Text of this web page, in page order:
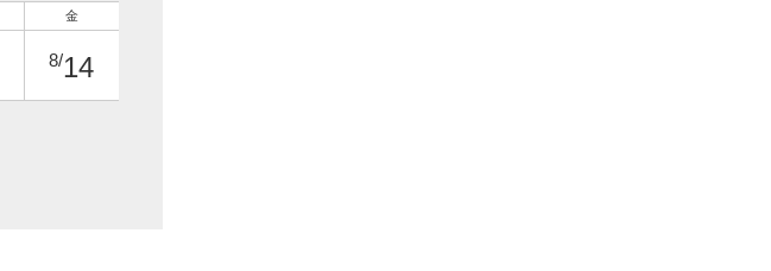
金
8/14